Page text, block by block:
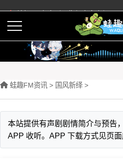
蛙趣FM有声剧预告与内容介绍
蛙趣FM资讯 > ‌国风新绎 >
本站提供有声剧剧情简介与预告
APP 收听。APP 下载方式见页面